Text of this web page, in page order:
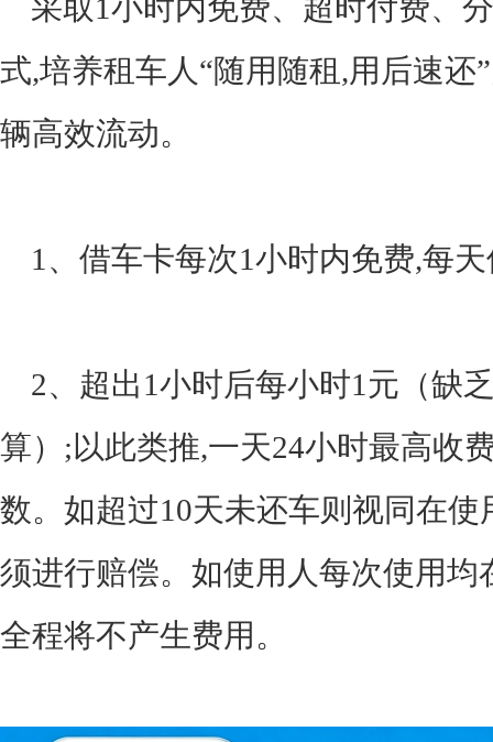
采取1小时内免费、超时付费、
式,培养租车人“随用随租,用后速还
辆高效流动。
1、借车卡每次1小时内免费,每
2、超出1小时后每小时1元（缺
算）;以此类推,一天24小时最高收
数。如超过10天未还车则视同在
须进行赔偿。如使用人每次使用均
全程将不产生费用。